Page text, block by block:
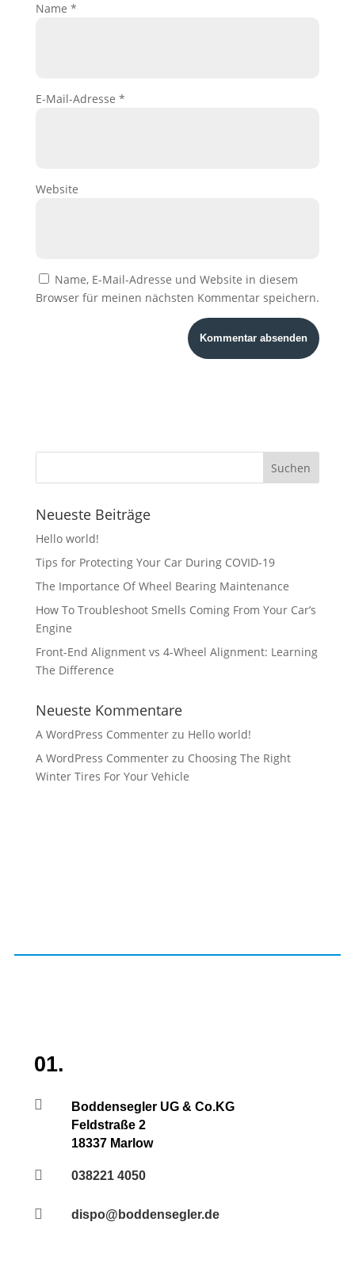
Name *
E-Mail-Adresse *
Website
Name, E-Mail-Adresse und Website in diesem
Browser für meinen nächsten Kommentar speichern.
Neueste Beiträge
Hello world!
Tips for Protecting Your Car During COVID-19
The Importance Of Wheel Bearing Maintenance
How To Troubleshoot Smells Coming From Your Car’s
Engine
Front-End Alignment vs 4-Wheel Alignment: Learning
The Difference
Neueste Kommentare
A WordPress Commenterzu Hello world!
A WordPress Commenterzu Choosing The Right
Winter Tires For Your Vehicle
01.

Boddensegler UG & Co.KG
Feldstraße 2
18337 Marlow
 038221 4050
 dispo@boddensegler.de